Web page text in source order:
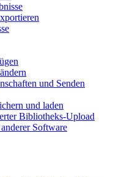
und Senden
und laden
Bibliotheks-Upload
Software